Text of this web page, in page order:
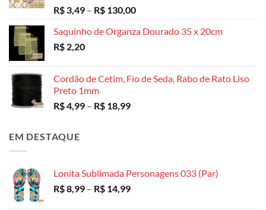
Avaliação
5.00
de 5
R$ 3,49 – R$ 130,00Faixa
preço:
Saquinho de Organza Dourado 35 x 20cm
R$ 2,20
Cordão de Cetim, Fio de Seda, Rabo de Rato Liso
Preto 1mm
R$4,99 – R$ 18,99Faixa
EM DESTAQUE
Lonita Sublimada Personagens 033 (Par)
R$8,99 – R$ 14,99Faixa